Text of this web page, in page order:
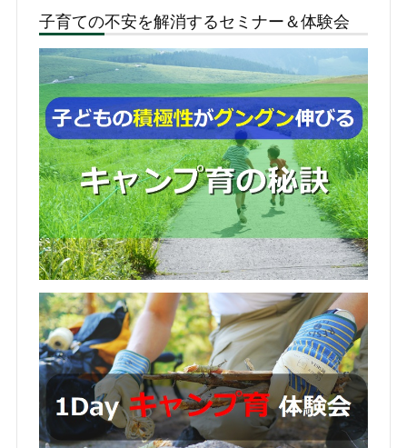
子育ての不安を解消するセミナー＆体験会